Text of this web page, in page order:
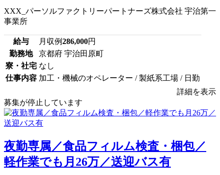
XXX_パーソルファクトリーパートナーズ株式会社 宇治第一
事業所
給与 月収例286,000円
勤務地
京都府 宇治田原町
寮・社宅 なし
仕事内容 加工・機械のオペレーター / 製紙系工場 / 日勤
詳細を表示
募集が停止しています
夜勤専属／食品フィルム検査・梱包／
軽作業でも月26万／送迎バス有